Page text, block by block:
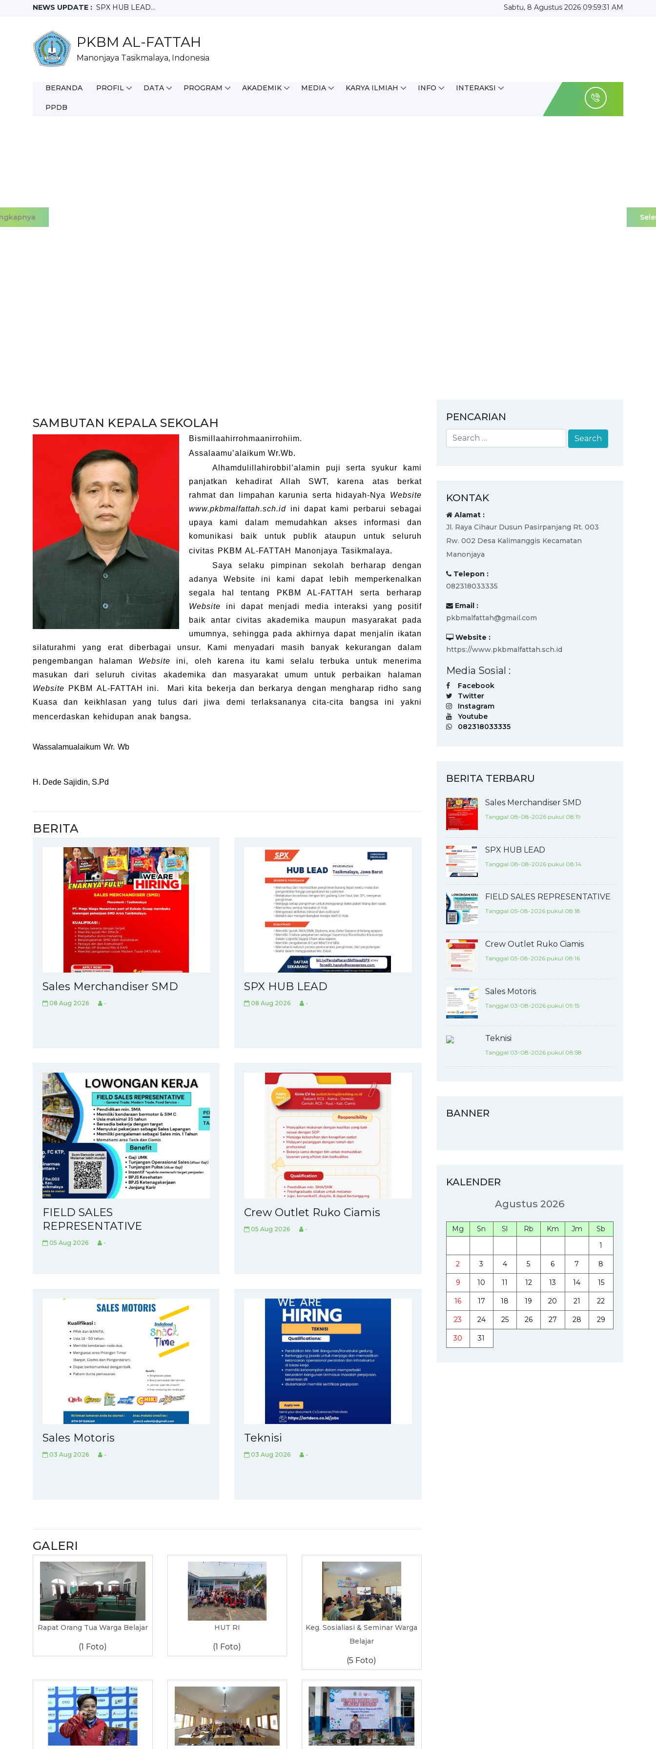
NEWS UPDATE : SPX HUB LEAD...
Sales Motoris...
Teknisi...
Full Time WFO...
Helper Gudang...
Sabtu, 8 Agustus 2026 09:59:32 AM
PKBM AL-FATTAH
Manonjaya Tasikmalaya, Indonesia
BERANDA PROFIL DATA PROGRAM AKADEMIK MEDIA KARYA ILMIAH INFO INTERAKSI
PPDB
SAMBUTAN KEPALA SEKOLAH
Bismillaahirrohmaanirrohiim.
Assalaamu’alaikum Wr.Wb.
Alhamdulillahirobbil’alamin puji serta syukur kami
panjatkan kehadirat Allah SWT, karena atas berkat
rahmat dan limpahan karunia serta hidayah-Nya Website
www.pkbmalfattah.sch.id ini dapat kami perbarui sebagai
upaya kami dalam memudahkan akses informasi dan
komunikasi baik untuk publik ataupun untuk seluruh
civitas PKBM AL-FATTAH Manonjaya Tasikmalaya.
Saya selaku pimpinan sekolah berharap dengan
adanya Website ini kami dapat lebih memperkenalkan
segala hal tentang PKBM AL-FATTAH serta berharap
Website ini dapat menjadi media interaksi yang positif
baik antar civitas akademika maupun masyarakat pada
umumnya, sehingga pada akhirnya dapat menjalin ikatan
silaturahmi yang erat diberbagai unsur. Kami menyadari masih banyak kekurangan dalam
pengembangan halaman Website ini, oleh karena itu kami selalu terbuka untuk menerima
masukan dari seluruh civitas akademika dan masyarakat umum untuk perbaikan halaman
Website PKBM AL-FATTAH ini. Mari kita bekerja dan berkarya dengan mengharap ridho sang
Kuasa dan keikhlasan yang tulus dari jiwa demi terlaksananya cita-cita bangsa ini yakni
mencerdaskan kehidupan anak bangsa.
Wassalamualaikum Wr. Wb
H. Dede Sajidin, S.Pd
BERITA
Sales Merchandiser SMD
08 Aug 2026 -
SPX HUB LEAD
08 Aug 2026 -
FIELD SALES
REPRESENTATIVE
05 Aug 2026 -
Crew Outlet Ruko Ciamis
05 Aug 2026 -
Sales Motoris
03 Aug 2026 -
Teknisi
03 Aug 2026 -
GALERI
Rapat Orang Tua Warga Belajar
(1 Foto)
HUT RI
(1 Foto)
Keg. Sosialiasi & Seminar Warga
Belajar
(5 Foto)
PENCARIAN
KONTAK
Alamat :
Jl. Raya Cihaur Dusun Pasirpanjang Rt. 003
Rw. 002 Desa Kalimanggis Kecamatan
Manonjaya
Telepon :
082318033335
Email :
pkbmalfattah@gmail.com
Website :
https://www.pkbmalfattah.sch.id
Media Sosial :
Facebook
Twitter
Instagram
Youtube
082318033335
BERITA TERBARU
Sales Merchandiser SMD
Tanggal 08-08-2026 pukul 08:19
SPX HUB LEAD
Tanggal 08-08-2026 pukul 08:14
FIELD SALES REPRESENTATIVE
Tanggal 05-08-2026 pukul 08:18
Crew Outlet Ruko Ciamis
Tanggal 05-08-2026 pukul 08:16
Sales Motoris
Tanggal 03-08-2026 pukul 09:15
Teknisi
Tanggal 03-08-2026 pukul 08:58
BANNER
KALENDER
Agustus 2026
Mg Sn Sl Rb Km Jm
Sb
1
2 3 4 5 6 7 8
9 10 11 12 13 14 15
16 17 18 19 20 21 22
23 24 25 26 27 28 29
30 31